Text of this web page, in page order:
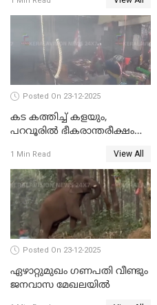
വേണ്ടിയുള്ള
പിടിവലിക്കിടയിൽ
അപ്പൂപ്പനെതിരെ പോക്സോ
കേസ് ഒടുവിൽ 4 ജീവനുകൾ
പൊലിഞ്ഞു
Posted On 23-12-2025
കട കത്തിച്ച് കളയും,
പറവൂരില്‍ ഭീകരാന്തരീക്ഷം
1 Min Read View All
Posted On 23-12-2025
ഏഴാറ്റുമുഖം ഗണപതി വീണ്ടും
ജനവാസ മേഖലയിൽ